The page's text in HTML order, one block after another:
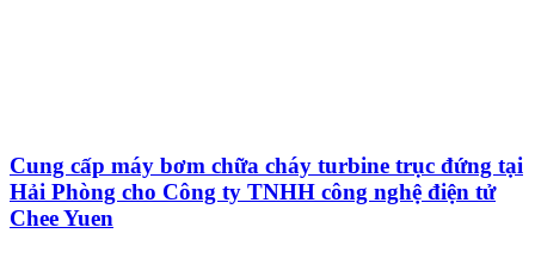
Cung cấp máy bơm chữa cháy turbine trục đứng tại
Hải Phòng cho Công ty TNHH công nghệ điện tử
Chee Yuen